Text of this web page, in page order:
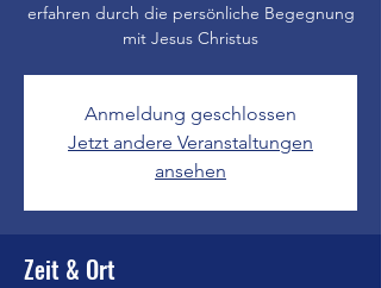
erfahren durch die persönliche Begegnung
mit Jesus Christus
Anmeldung geschlossen
Jetzt andere Veranstaltungen
ansehen
Zeit & Ort